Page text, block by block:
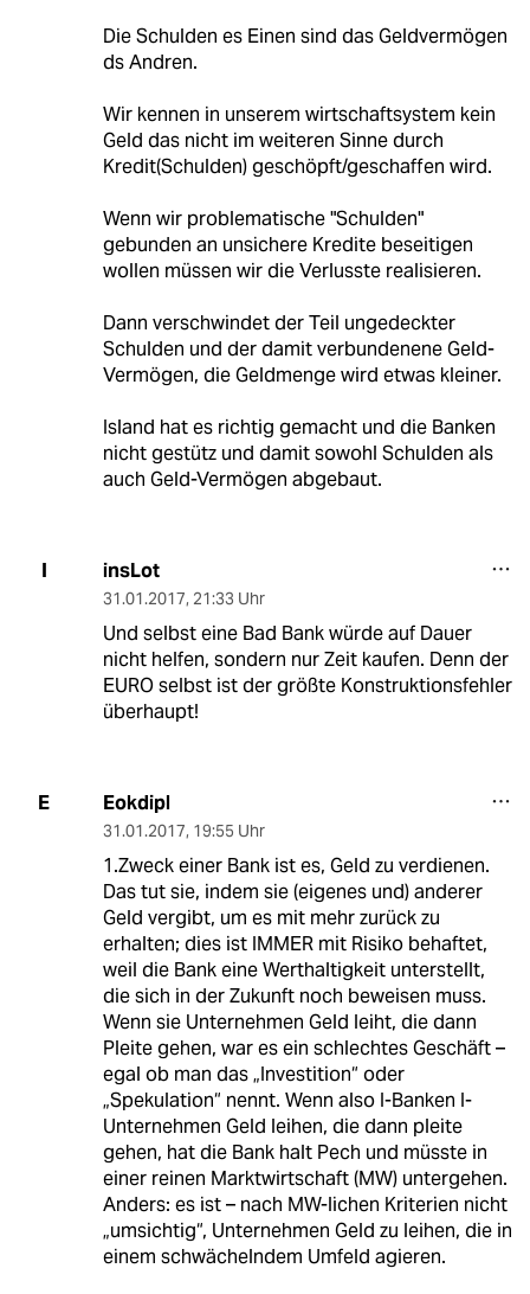
Die Schulden es Einen sind das Geldvermögen
ds Andren.
Wir kennen in unserem wirtschaftsystem kein
Geld das nicht im weiteren Sinne durch
Kredit(Schulden) geschöpft/geschaffen wird.
Wenn wir problematische "Schulden"
gebunden an unsichere Kredite beseitigen
wollen müssen wir die Verlusste realisieren.
Dann verschwindet der Teil ungedeckter
Schulden und der damit verbundenene Geld-
Vermögen, die Geldmenge wird etwas kleiner.
Island hat es richtig gemacht und die Banken
nicht gestütz und damit sowohl Schulden als
auch Geld-Vermögen abgebaut.
I insLot
31.01.2017, 21:33 Uhr
Und selbst eine Bad Bank würde auf Dauer
nicht helfen, sondern nur Zeit kaufen. Denn der
EURO selbst ist der größte Konstruktionsfehler
überhaupt!
E Eokdipl
31.01.2017, 19:55 Uhr
1.Zweck einer Bank ist es, Geld zu verdienen.
Das tut sie, indem sie (eigenes und) anderer
Geld vergibt, um es mit mehr zurück zu
erhalten; dies ist IMMER mit Risiko behaftet,
weil die Bank eine Werthaltigkeit unterstellt,
die sich in der Zukunft noch beweisen muss.
Wenn sie Unternehmen Geld leiht, die dann
Pleite gehen, war es ein schlechtes Geschäft –
egal ob man das „Investition“ oder
„Spekulation“ nennt. Wenn also I-Banken I-
Unternehmen Geld leihen, die dann pleite
gehen, hat die Bank halt Pech und müsste in
einer reinen Marktwirtschaft (MW) untergehen.
Anders: es ist – nach MW-lichen Kriterien nicht
„umsichtig“, Unternehmen Geld zu leihen, die in
einem schwächelndem Umfeld agieren.